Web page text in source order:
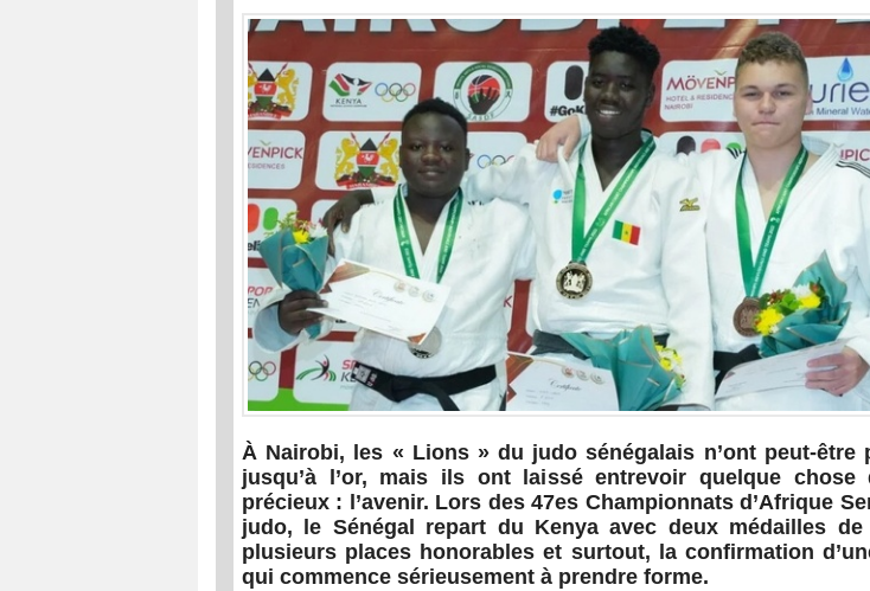
À Nairobi, les « Lions » du judo sénégalais n’ont peut-être
jusqu’à l’or, mais ils ont laissé entrevoir quelque chose
précieux : l’avenir. Lors des 47es Championnats d’Afrique
judo, le Sénégal repart du Kenya avec deux médailles de
plusieurs places honorables et surtout, la confirmation
qui commence sérieusement à prendre forme.